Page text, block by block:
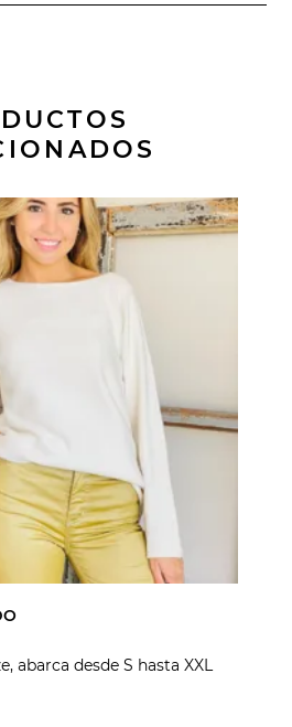
abarca desde S hasta XXL